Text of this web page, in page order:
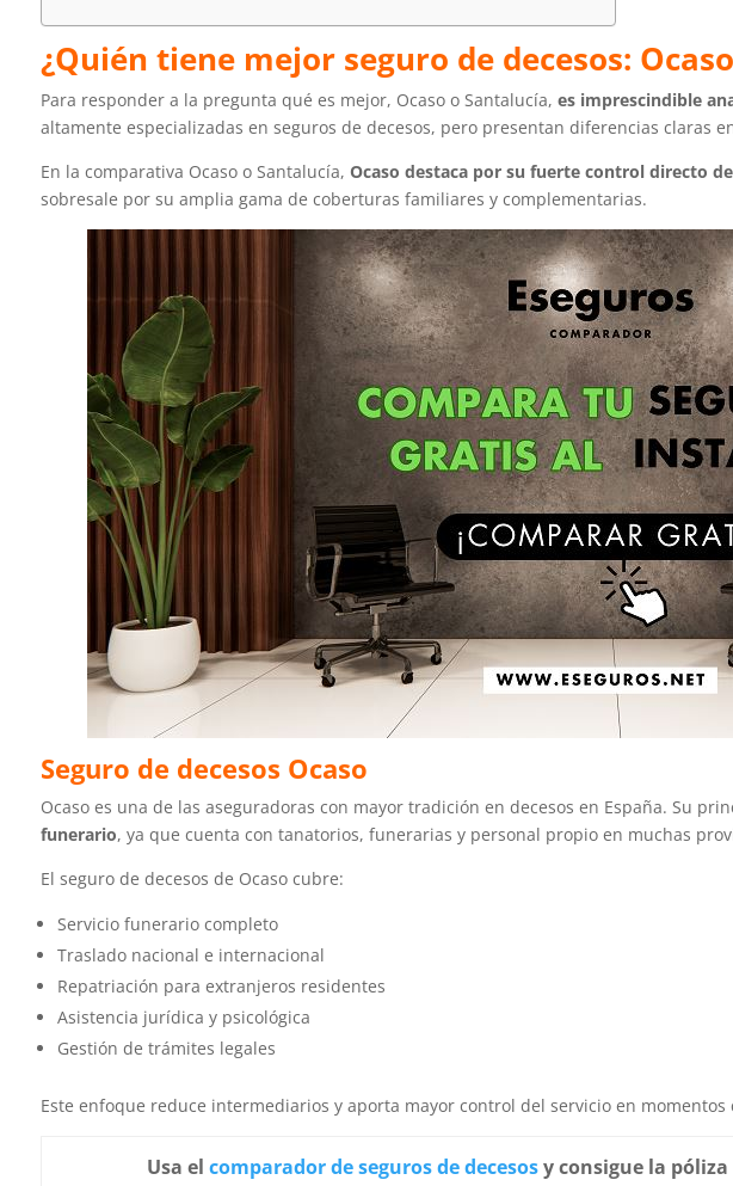
¿Quién tiene mejor seguro de decesos:
Para responder a la pregunta qué es mejor, Ocaso o Santalucía, es imprescindible
altamente especializadas en seguros de decesos, pero presentan diferencias claras
En la comparativa Ocaso o Santalucía, Ocaso destaca por su fuerte control directo
sobresale por su amplia gama de coberturas familiares y complementarias.
Seguro de decesos Ocaso
Ocaso es una de las aseguradoras con mayor tradición en decesos en España. Su
funerario, ya que cuenta con tanatorios, funerarias y personal propio en muchas
El seguro de decesos de Ocaso cubre:
Servicio funerario completo
Traslado nacional e internacional
Repatriación para extranjeros residentes
Asistencia jurídica y psicológica
Gestión de trámites legales
Este enfoque reduce intermediarios y aporta mayor control del servicio en momentos
Usa el comparador de seguros de decesosy consigue la